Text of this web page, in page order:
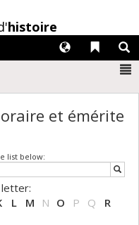
histoire
Liens
Langues
et émérite
list below:
L M N O P Q
R